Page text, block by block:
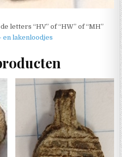
letters “HV” of “HW” of “MH”
en lakenloodjes